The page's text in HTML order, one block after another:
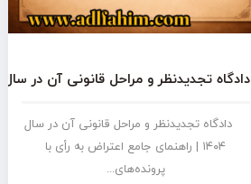
دادگاه تجدیدنظر و مراحل قانونی آن در سال ۱۴۰۴+دانلود خلاصه مقاله
دادگاه تجدیدنظر و مراحل قانونی آن در سال
۱۴۰۴ | راهنمای جامع اعتراض به رأی با
پرونده‌های...